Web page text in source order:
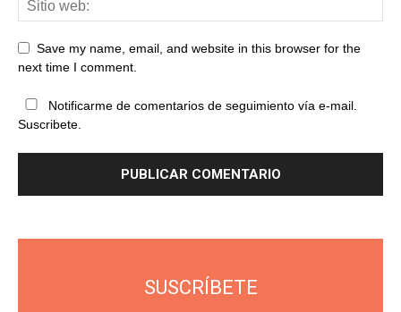
Save my name, email, and website in this browser for the
next time I comment.
Notificarme de comentarios de seguimiento vía e-mail.
Suscribete.
SUSCRÍBETE